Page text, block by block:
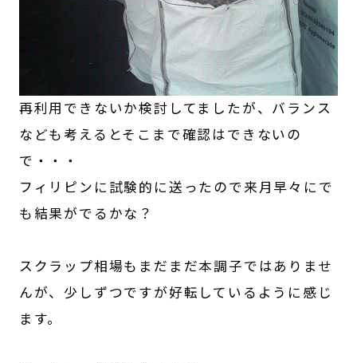
再利用できないか検討してましたが、バランス
なども考えるとそこまで確認はできないの
で・・・
フィリピンに試験的に送ったので来月早々にで
も結果がでるかな？
スクラップ相場もまだまだ本調子ではありませ
んが、少しずつですが好転しているように感じ
ます。